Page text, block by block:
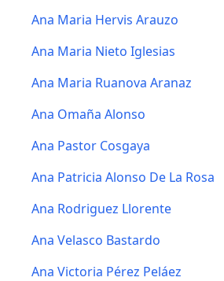
Ana Maria Hervis Arauzo
Ana Maria Nieto Iglesias
Ana Maria Ruanova Aranaz
Ana Omaña Alonso
Ana Pastor Cosgaya
Ana Patricia Alonso De La Rosa
Ana Rodriguez Llorente
Ana Velasco Bastardo
Ana Victoria Pérez Peláez